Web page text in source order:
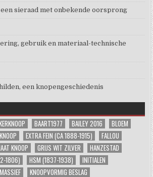
sieraad met onbekende oorsprong
gebruik en materiaal-technische
een knopengeschiedenis
BAART1977 BAILEY 2016
BLOEM
EXTRA FEIN (CA 1888-1915)
FALLOU
KNOOP GRIJS WIT ZILVER
HANZESTAD
1806)
HSM (1837-1938)
INITIALEN
KNOOPVORMIG BESLAG